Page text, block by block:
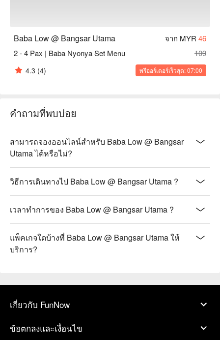
Baba Low @ Bangsar Utama จาก MYR 46
2 - 4 Pax | Baba Nyonya Set Menu
109
4.3 (4) พรีออร์เดอร์เร็วสุด: 07:00
คำถามที่พบบ่อย
สามารถจองออนไลน์สำหรับ Baba Low @ Bangsar
Utama ได้หรือไม่?
วิธีการเดินทางไป Baba Low @ Bangsar Utama ?
เวลาทำการของ Baba Low @ Bangsar Utama ?
แพ็คเกจใดบ้างที่ Baba Low @ Bangsar Utama ให้
บริการ?
เกี่ยวกับ FunNow
ข้อตกลงและเงื่อนไข